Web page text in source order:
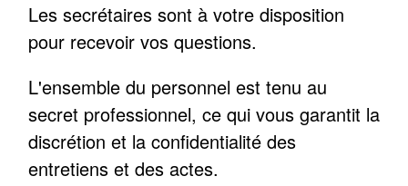
Les secrétaires sont à votre disposition
pour recevoir vos questions.
L'ensemble du personnel est tenu au
secret professionnel, ce qui vous garantit la
discrétion et la confidentialité des
entretiens et des actes.